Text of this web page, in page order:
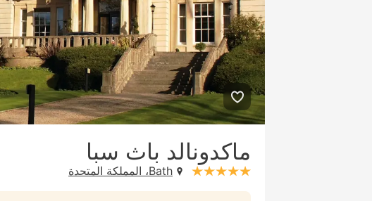
ماكدونالد باث سبا
stars: 5
Bath، المملكة المتحدة